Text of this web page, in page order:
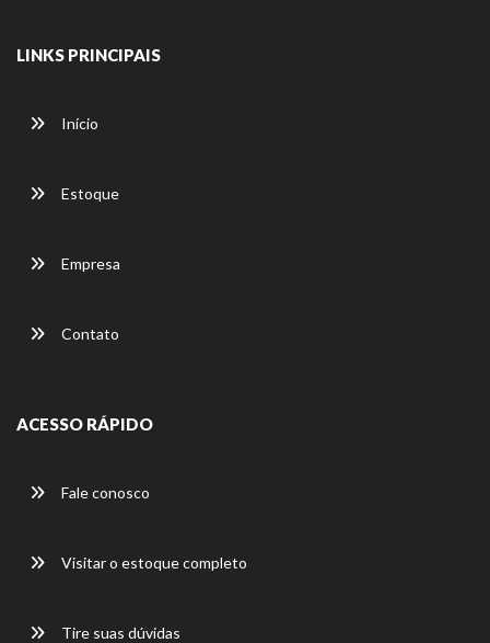
LINKS PRINCIPAIS
Início
Estoque
Empresa
Contato
ACESSO RÁPIDO
Fale conosco
Visitar o estoque completo
Tire suas dúvidas